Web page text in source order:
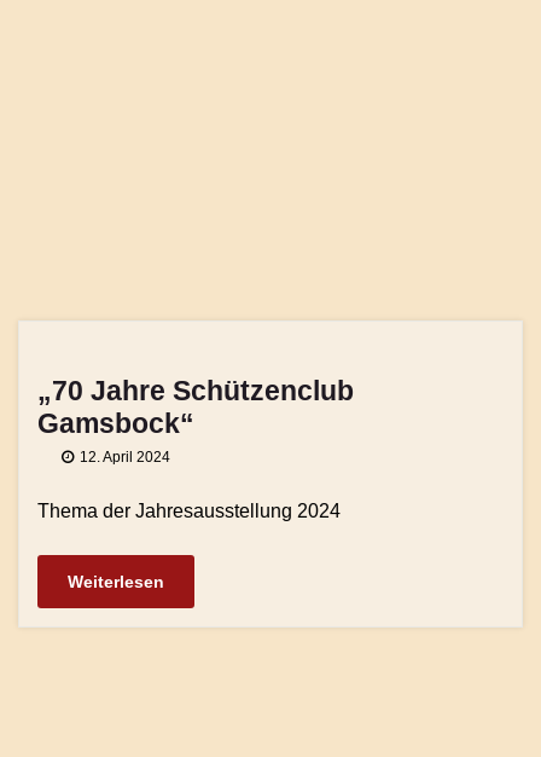
„70 Jahre Schützenclub
Gamsbock“
12. April 2024
Thema der Jahresausstellung 2024
Weiterlesen